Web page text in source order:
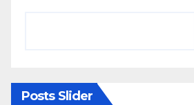
Posts Slider